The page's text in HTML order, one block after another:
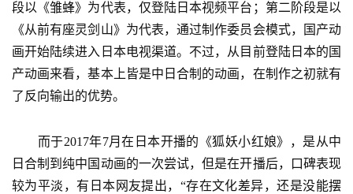
单
机
游
戏
游
戏
段以《雏蜂》为代表，仅登陆日本视频平台；第二阶段是以
《从前有座灵剑山》为代表，通过制作委员会模式，国产动
画开始陆续进入日本电视渠道。不过，从目前登陆日本的国
产动画来看，基本上皆是中日合制的动画，在制作之初就有
了反向输出的优势。
而于2017年7月在日本开播的《狐妖小红娘》，是从中
日合制到纯中国动画的一次尝试，但是在开播后，口碑表现
较为平淡，有日本网友提出，“存在文化差异，还是没能摆